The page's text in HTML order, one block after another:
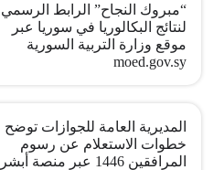
“مبروك النجاح” الرابط الرسمي
لنتائج البكالوريا في سوريا عبر
موقع وزارة التربية السورية
moed.gov.sy
المديرية العامة للجوازات توضح
خطوات الاستعلام عن رسوم
المرافقين 1446 عبر منصة أبشر